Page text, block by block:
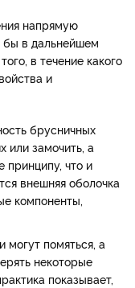
напрямую
бы в дальнейшем
в течение какого
и
брусничных
или замочить, а
принципу, что и
внешняя оболочка
компоненты,
могут помяться, а
некоторые
показывает,